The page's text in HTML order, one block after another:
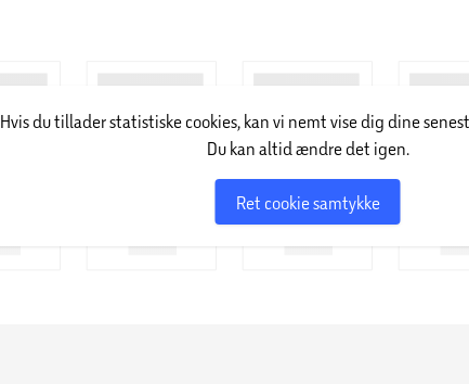
Hvis du tillader statistiske cookies, kan vi nemt vise dig dine
Du kan altid ændre det igen.
Ret cookie samtykke